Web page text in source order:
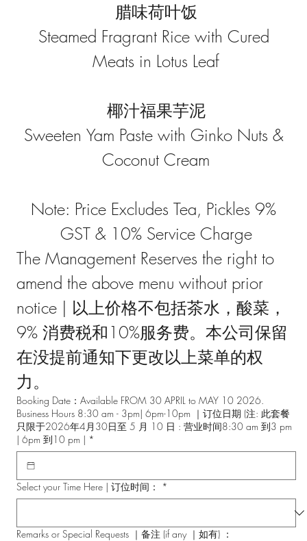
腊味荷叶饭
Steamed Fragrant Rice with Cured
Meats in Lotus Leaf
椰汁福果芋泥
Sweeten Yam Paste with Ginko Nuts &
Coconut Cream
Note: Price Excludes Tea, Pickles 9%
GST & 10% Service Charge
The Management Reserves the right to
amend the above menu without prior
notice | 以上价格不包括茶水，酸菜，
9% 消费税和10%服务费。本公司保留
在没提前通知下更改以上菜单的权
力。
Booking Date：Available FROM 30 APRIL to MAY 10 2026.
Business Hours 8:30 am - 3pm| 6pm-10pm ｜订位日期 (注: 此套餐
只限于2026年4月30日至 5 月 10 日 : 营业时间8:30 am 到3 pm
| 6pm 到10 pm | *
Select your Time Here | 订位时间： *
Remarks or Special Requests ｜备注 (if any ｜如有) ：